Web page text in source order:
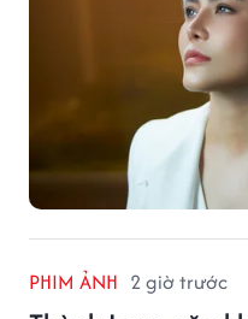
PHIM ẢNH 2 giờ trước